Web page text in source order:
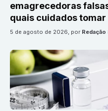
emagrecedoras
quais cuidados tomar
5 de agosto de 2026, por Redação